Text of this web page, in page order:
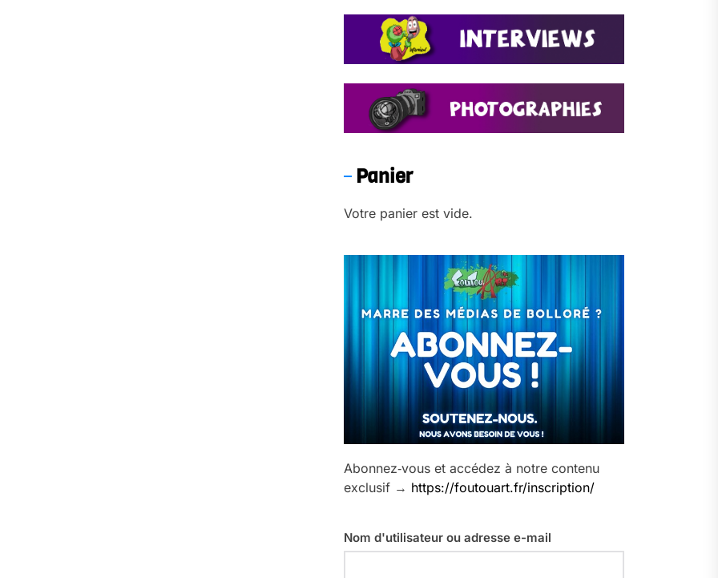
Panier
Votre panier est vide.
Abonnez‑vous et accédez à notre contenu
exclusif → https://foutouart.fr/inscription/
Nom d'utilisateur ou adresse e-mail